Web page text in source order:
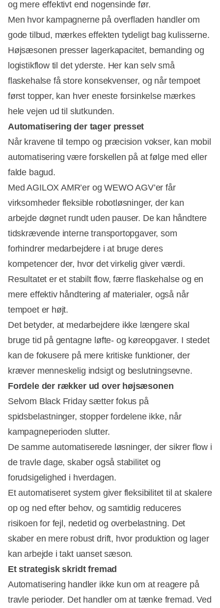
og mere effektivt end nogensinde før.
Men hvor kampagnerne på overfladen handler om
gode tilbud, mærkes effekten tydeligt bag kulisserne.
Højsæsonen presser lagerkapacitet, bemanding og
logistikflow til det yderste. Her kan selv små
flaskehalse få store konsekvenser, og når tempoet
først topper, kan hver eneste forsinkelse mærkes
hele vejen ud til slutkunden.
Automatisering der tager presset
Når kravene til tempo og præcision vokser, kan mobil
automatisering være forskellen på at følge med eller
falde bagud.
Med AGILOX AMR’er og WEWO AGV’er får
virksomheder fleksible robotløsninger, der kan
arbejde døgnet rundt uden pauser. De kan håndtere
tidskrævende interne transportopgaver, som
forhindrer medarbejdere i at bruge deres
kompetencer der, hvor det virkelig giver værdi.
Resultatet er et stabilt flow, færre flaskehalse og en
mere effektiv håndtering af materialer, også når
tempoet er højt.
Det betyder, at medarbejdere ikke længere skal
bruge tid på gentagne løfte- og køreopgaver. I stedet
kan de fokusere på mere kritiske funktioner, der
kræver menneskelig indsigt og beslutningsevne.
Fordele der rækker ud over højsæsonen
Selvom Black Friday sætter fokus på
spidsbelastninger, stopper fordelene ikke, når
kampagneperioden slutter.
De samme automatiserede løsninger, der sikrer flow i
de travle dage, skaber også stabilitet og
forudsigelighed i hverdagen.
Et automatiseret system giver fleksibilitet til at skalere
op og ned efter behov, og samtidig reduceres
risikoen for fejl, nedetid og overbelastning. Det
skaber en mere robust drift, hvor produktion og lager
kan arbejde i takt uanset sæson.
Et strategisk skridt fremad
Automatisering handler ikke kun om at reagere på
travle perioder. Det handler om at tænke fremad. Ved